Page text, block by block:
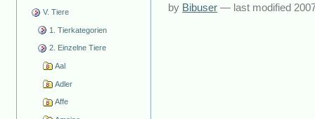
V. Tiere
1. Tierkategorien
2. Einzelne Tiere
Aal
Adler
Affe
by Bibuser — last modified